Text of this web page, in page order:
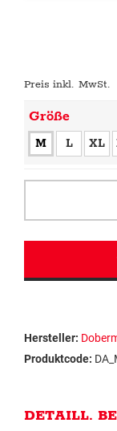
Preis inkl. MwSt.
Größe
M L XL
Hersteller:
Produktcode:
DETAILL.